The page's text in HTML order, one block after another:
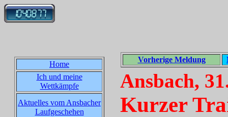
Home
Ich und meine
Wettkämpfe
Aktuelles vom Ansbacher
Laufgeschehen
Vorherige Meldung
Ansbach,
Kurzer